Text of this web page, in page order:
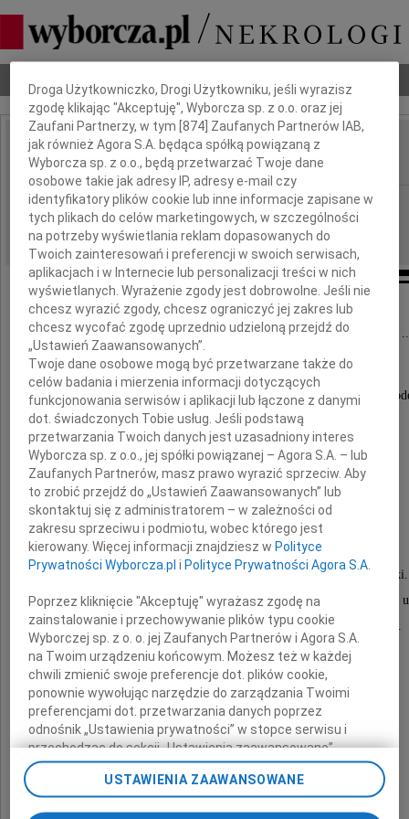
Nekrologi Odeszli Poradnik pogrzebowy
IMIĘ I NAZWISKO: Renata Chamernik
REGION: Warszawa
DATA EMISJI: 10.03.2010
5 marca 2010 roku zapanowała wśród nas cisza
Z ogromnym smutkiem przyjęłyśmy wiadomość o
Renaty Chamernik
Reny
Przez wiele lat dzieliłaś z nami radości i smutki.
Dziękujemy Ci za wszystkie Twoje rady, wykrzykniki i
Dziękujemy, że zostawiłaś nam cząstkę siebie.
Pozostaniesz w naszej pamięci i sercach.
Grzegorzu, Klaudusiu
jesteśmy z Wami
Dbamy o Twoją prywatność
Droga Użytkowniczko, Drogi Użytkowniku, jeśli wyrazisz
zgodę klikając "Akceptuję", Wyborcza sp. z o.o. oraz jej
Zaufani Partnerzy, w tym [874] Zaufanych Partnerów IAB,
jak również Agora S.A. będąca spółką powiązaną z
Wyborcza sp. z o.o., będą przetwarzać Twoje dane
osobowe takie jak adresy IP, adresy e-mail czy
identyfikatory plików cookie lub inne informacje zapisane w
tych plikach do celów marketingowych, w szczególności
na potrzeby wyświetlania reklam dopasowanych do
Twoich zainteresowań i preferencji w swoich serwisach,
aplikacjach i w Internecie lub personalizacji treści w nich
wyświetlanych. Wyrażenie zgody jest dobrowolne. Jeśli nie
chcesz wyrazić zgody, chcesz ograniczyć jej zakres lub
chcesz wycofać zgodę uprzednio udzieloną przejdź do
„Ustawień Zaawansowanych”.
Twoje dane osobowe mogą być przetwarzane także do
celów badania i mierzenia informacji dotyczących
funkcjonowania serwisów i aplikacji lub łączone z danymi
dot. świadczonych Tobie usług. Jeśli podstawą
przetwarzania Twoich danych jest uzasadniony interes
Wyborcza sp. z o.o., jej spółki powiązanej – Agora S.A. – lub
Zaufanych Partnerów, masz prawo wyrazić sprzeciw. Aby
to zrobić przejdź do „Ustawień Zaawansowanych” lub
skontaktuj się z administratorem – w zależności od
zakresu sprzeciwu i podmiotu, wobec którego jest
kierowany. Więcej informacji znajdziesz wPolityce
Prywatności Wyborcza.pl iPolityce Prywatności Agora S.A.
Poprzez kliknięcie "Akceptuję" wyrażasz zgodę na
zainstalowanie i przechowywanie plików typu cookie
Wyborczej sp. z o. o. jej Zaufanych Partnerów i Agora S.A.
na Twoim urządzeniu końcowym. Możesz też w każdej
chwili zmienić swoje preferencje dot. plików cookie,
ponownie wywołując narzędzie do zarządzania Twoimi
preferencjami dot. przetwarzania danych poprzez
odnośnik „Ustawienia prywatności” w stopce serwisu i
przechodząc do sekcji „Ustawienia zaawansowane”.
Zmiana ustawień plików cookie możliwa jest także za
pomocą ustawień przeglądarki.
USTAWIENIA ZAAWANSOWANE